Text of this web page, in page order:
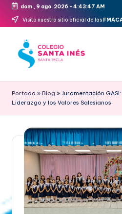
Saltar
contenido
dom., 9 ago. 2026 - 4:43:47 AM
Visita nuestro sitio oficial de las
Portada » Blog » Juramentación
Liderazgo y los Valores Salesianos